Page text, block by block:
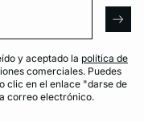
y aceptado la política de
comerciales. Puedes
clic en el enlace "darse de
correo electrónico.